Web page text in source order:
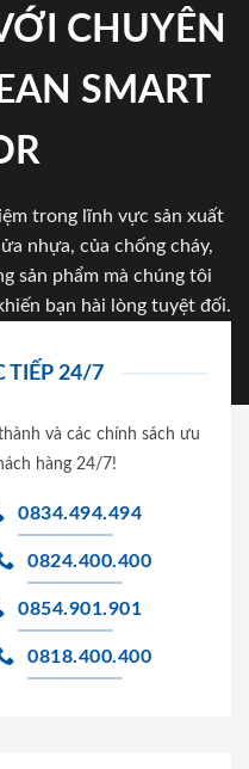
CHUYÊN
SMART
trong lĩnh vực sản xuất
nhựa, của chống cháy,
sản phẩm mà chúng tôi
bạn hài lòng tuyệt đối.
TIẾP 24/7
và các chính sách ưu
hàng 24/7!
0834.494.494
0824.400.400
0854.901.901
0818.400.400